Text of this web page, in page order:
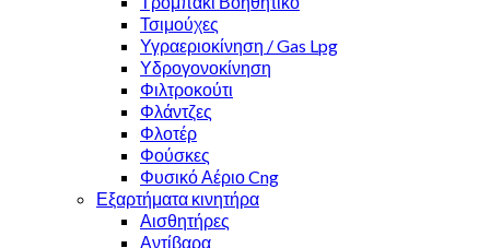
Τσιμούχες
Υγραεριοκίνηση / Gas Lpg
Υδρογονοκίνηση
Φιλτροκούτι
Φλάντζες
Φλοτέρ
Φούσκες
Φυσικό Αέριο Cng
Εξαρτήματα κινητήρα
Αισθητήρες
Αντίβαρα